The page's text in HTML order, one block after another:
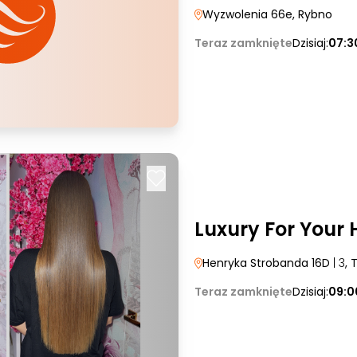
Wyzwolenia 66e, Rybno
Teraz zamknięteDzisiaj:
Luxury For Your
Henryka Strobanda 16D | 3,
Teraz zamknięteDzisiaj: